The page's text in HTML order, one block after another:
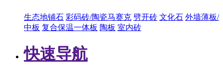
生态地铺石 彩码砖/陶瓷马赛克 劈开砖 文化石 外墙薄板/
中板 复合保温一体板 陶板 室内砖
快速导航